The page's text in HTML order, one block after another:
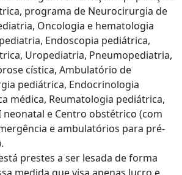
programa de Neurocirurgia de
Oncologia e hematologia
Endoscopia pediátrica,
Uropediatria, Pneumopediatria,
cística, Ambulatório de
pediátrica, Endocrinologia
médica, Reumatologia pediátrica,
neonatal e Centro obstétrico (com
e ambulatórios para pré-
prestes a ser lesada de forma